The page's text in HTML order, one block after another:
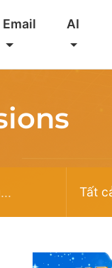
Email AI